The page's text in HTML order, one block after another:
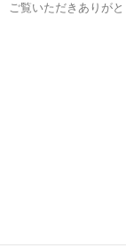
ご覧いただきありが